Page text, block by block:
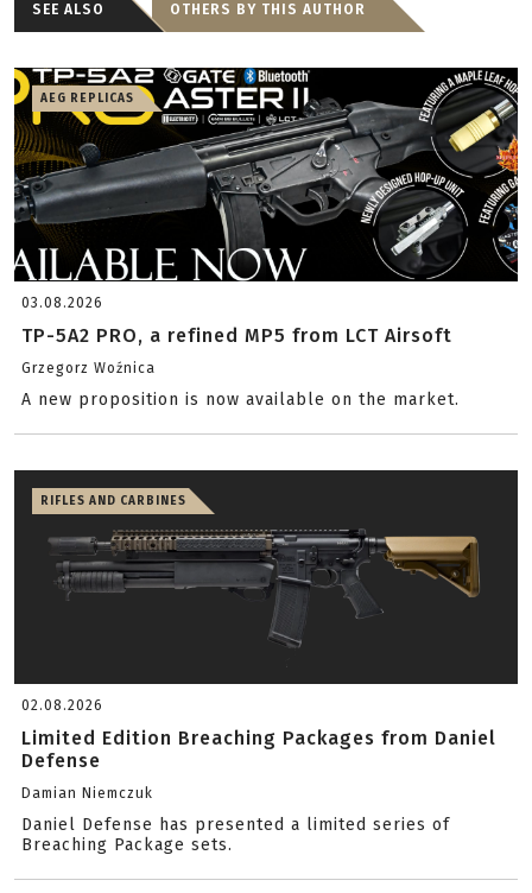
SEE ALSO OTHERS BY THIS AUTHOR
AEG REPLICAS
03.08.2026
TP-5A2 PRO, a refined MP5 from LCT Airsoft
Grzegorz Woźnica
A new proposition is now available on the market.
RIFLES AND CARBINES
02.08.2026
Limited Edition Breaching Packages from Daniel
Defense
Damian Niemczuk
Daniel Defense has presented a limited series of
Breaching Package sets.